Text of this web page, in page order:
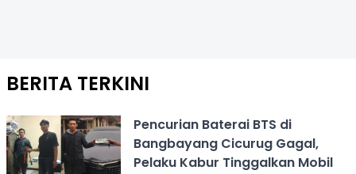
BERITA TERKINI
Pencurian Baterai BTS di
Bangbayang Cicurug Gagal,
Pelaku Kabur Tinggalkan Mobil